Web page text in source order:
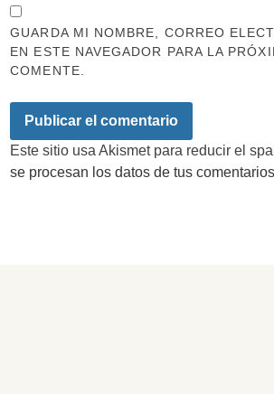
GUARDA MI NOMBRE, CORREO
EN ESTE NAVEGADOR PARA LA
COMENTE.
Este sitio usa Akismet para reducir el
se procesan los datos de tus